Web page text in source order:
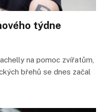
týdne
na pomoc zvířatům,
břehů se dnes začal